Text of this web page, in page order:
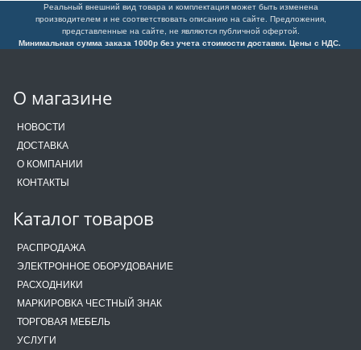
Реальный внешний вид товара и комплектация может быть изменена
производителем и не соответствовать описанию на сайте. Предложения,
представленные на сайте, не являются публичной офертой.
Минимальная сумма заказа 1000р без учета стоимости доставки. Цены с НДС.
О магазине
НОВОСТИ
ДОСТАВКА
О КОМПАНИИ
КОНТАКТЫ
Каталог товаров
РАСПРОДАЖА
ЭЛЕКТРОННОЕ ОБОРУДОВАНИЕ
РАСХОДНИКИ
МАРКИРОВКА ЧЕСТНЫЙ ЗНАК
ТОРГОВАЯ МЕБЕЛЬ
УСЛУГИ